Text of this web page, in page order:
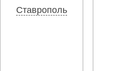
Ставрополь